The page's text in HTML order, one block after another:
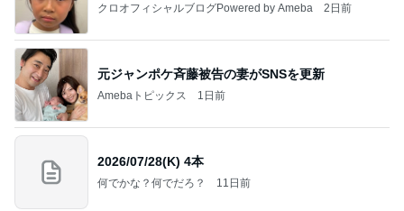
クロオフィシャルブログPowered by Ameba 2日前
元ジャンポケ斉藤被告の妻がSNSを更新
Amebaトピックス 1日前
2026/07/28(K) 4本
何でかな？何でだろ？ 11日前